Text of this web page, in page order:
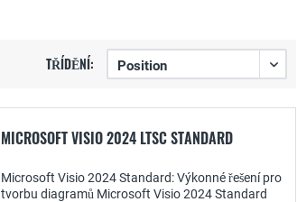
TŘÍDĚNÍ:
MICROSOFT VISIO 2024 LTSC STANDARD
Microsoft Visio 2024 Standard: Výkonné řešení pro
tvorbu diagramů Microsoft Visio 2024 Standard